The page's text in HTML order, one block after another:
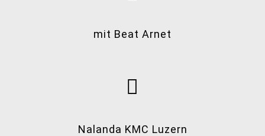
mit Beat Arnet
Nalanda KMC Luzern